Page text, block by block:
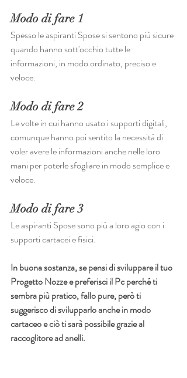
Modo di fare 1
Spesso le aspiranti Spose si sentono più sicure
quando hanno sott'occhio tutte le
informazioni, in modo ordinato, preciso e
veloce.
Modo di fare 2
Le volte in cui hanno usato i supporti digitali,
comunque hanno poi sentito la necessità di
voler avere le informazioni anche nelle loro
mani per poterle sfogliare in modo semplice e
veloce.
Modo di fare 3
Le aspiranti Spose sono più a loro agio con i
supporti cartacei e fisici.
In buona sostanza, se pensi di sviluppare il tuo
Progetto Nozze e preferisci il Pc perché ti
sembra più pratico, fallo pure, però ti
suggerisco di svilupparlo anche in modo
cartaceo e ciò ti sarà possibile grazie al
raccoglitore ad anelli.